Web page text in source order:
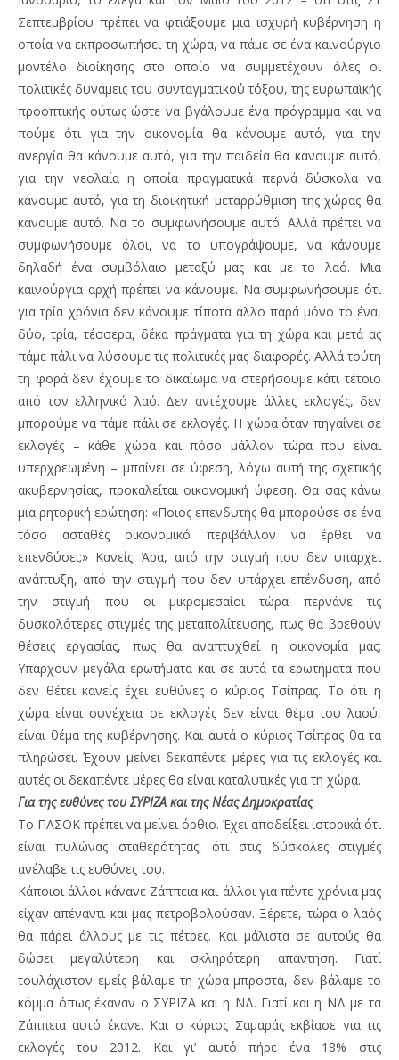
Σεπτεμβρίου πρέπει να φτιάξουμε μια ισχυρή κυβέρνηση η
οποία να εκπροσωπήσει τη χώρα, να πάμε σε ένα καινούργιο
μοντέλο διοίκησης στο οποίο να συμμετέχουν όλες οι
πολιτικές δυνάμεις του συνταγματικού τόξου, της ευρωπαϊκής
προοπτικής ούτως ώστε να βγάλουμε ένα πρόγραμμα και να
πούμε ότι για την οικονομία θα κάνουμε αυτό, για την
ανεργία θα κάνουμε αυτό, για την παιδεία θα κάνουμε αυτό,
για την νεολαία η οποία πραγματικά περνά δύσκολα να
κάνουμε αυτό, για τη διοικητική μεταρρύθμιση της χώρας θα
κάνουμε αυτό. Να το συμφωνήσουμε αυτό. Αλλά πρέπει να
συμφωνήσουμε όλοι, να το υπογράψουμε, να κάνουμε
δηλαδή ένα συμβόλαιο μεταξύ μας και με το λαό. Μια
καινούργια αρχή πρέπει να κάνουμε. Να συμφωνήσουμε ότι
για τρία χρόνια δεν κάνουμε τίποτα άλλο παρά μόνο το ένα,
δύο, τρία, τέσσερα, δέκα πράγματα για τη χώρα και μετά ας
πάμε πάλι να λύσουμε τις πολιτικές μας διαφορές. Αλλά τούτη
τη φορά δεν έχουμε το δικαίωμα να στερήσουμε κάτι τέτοιο
από τον ελληνικό λαό. Δεν αντέχουμε άλλες εκλογές, δεν
μπορούμε να πάμε πάλι σε εκλογές. Η χώρα όταν πηγαίνει σε
εκλογές – κάθε χώρα και πόσο μάλλον τώρα που είναι
υπερχρεωμένη – μπαίνει σε ύφεση, λόγω αυτή της σχετικής
ακυβερνησίας, προκαλείται οικονομική ύφεση. Θα σας κάνω
μια ρητορική ερώτηση: «Ποιος επενδυτής θα μπορούσε σε ένα
τόσο ασταθές οικονομικό περιβάλλον να έρθει να
επενδύσει;» Κανείς. Άρα, από την στιγμή που δεν υπάρχει
ανάπτυξη, από την στιγμή που δεν υπάρχει επένδυση, από
την στιγμή που οι μικρομεσαίοι τώρα περνάνε τις
δυσκολότερες στιγμές της μεταπολίτευσης, πως θα βρεθούν
θέσεις εργασίας, πως θα αναπτυχθεί η οικονομία μας;
Υπάρχουν μεγάλα ερωτήματα και σε αυτά τα ερωτήματα που
δεν θέτει κανείς έχει ευθύνες ο κύριος Τσίπρας. Το ότι η
χώρα είναι συνέχεια σε εκλογές δεν είναι θέμα του λαού,
είναι θέμα της κυβέρνησης. Και αυτά ο κύριος Τσίπρας θα τα
πληρώσει. Έχουν μείνει δεκαπέντε μέρες για τις εκλογές και
αυτές οι δεκαπέντε μέρες θα είναι καταλυτικές για τη χώρα.
Για της ευθύνες του ΣΥΡΙΖΑ και της Νέας Δημοκρατίας
Το ΠΑΣΟΚ πρέπει να μείνει όρθιο. Έχει αποδείξει ιστορικά ότι
είναι πυλώνας σταθερότητας, ότι στις δύσκολες στιγμές
ανέλαβε τις ευθύνες του.
Κάποιοι άλλοι κάνανε Ζάππεια και άλλοι για πέντε χρόνια μας
είχαν απέναντι και μας πετροβολούσαν. Ξέρετε, τώρα ο λαός
θα πάρει άλλους με τις πέτρες. Και μάλιστα σε αυτούς θα
δώσει μεγαλύτερη και σκληρότερη απάντηση. Γιατί
τουλάχιστον εμείς βάλαμε τη χώρα μπροστά, δεν βάλαμε το
κόμμα όπως έκαναν ο ΣΥΡΙΖΑ και η ΝΔ. Γιατί και η ΝΔ με τα
Ζάππεια αυτό έκανε. Και ο κύριος Σαμαράς εκβίασε για τις
εκλογές του 2012. Και γι’ αυτό πήρε ένα 18% στις